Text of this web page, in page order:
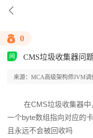
0
CMS垃圾收集器问题
来源：MCA高级架构师JVM调
在CMS垃圾收集器
一个byte数组指向对应的
且永远不会被回收吗